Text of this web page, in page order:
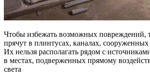
Чтобы избежать возможных повреждений,
прячут в плинтусах, каналах,
Их нельзя располагать рядом с
в местах, подверженных прямому
света